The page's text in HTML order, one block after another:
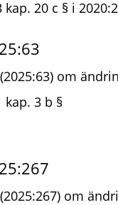
kap. 20 c § i
om
kap. 3 b §
om